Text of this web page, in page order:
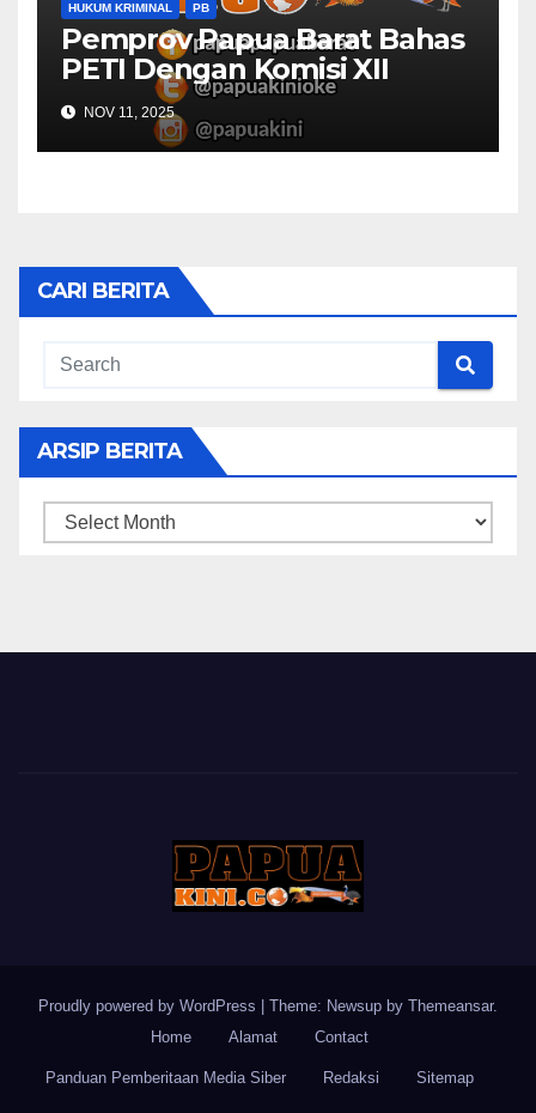
HUKUM KRIMINAL PB
Pemprov Papua Barat Bahas
PETI Dengan Komisi XII
NOV 11, 2025
CARI BERITA
ARSIP BERITA
ARSIP
Proudly powered by WordPress Theme: Newsup by Themeansar.
Home
Alamat Contact
Panduan Pemberitaan Media Siber Redaksi Sitemap